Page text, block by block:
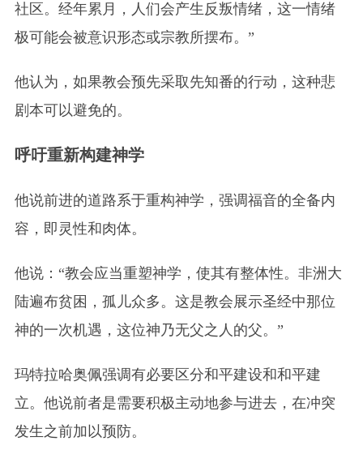
社区。经年累月，人们会产生反叛情绪，这一情绪
极可能会被意识形态或宗教所摆布。”
他认为，如果教会预先采取先知番的行动，这种悲
剧本可以避免的。
呼吁重新构建神学
他说前进的道路系于重构神学，强调福音的全备内
容，即灵性和肉体。
他说：“教会应当重塑神学，使其有整体性。非洲大
陆遍布贫困，孤儿众多。这是教会展示圣经中那位
神的一次机遇，这位神乃无父之人的父。”
玛特拉哈奥佩强调有必要区分和平建设和和平建
立。他说前者是需要积极主动地参与进去，在冲突
发生之前加以预防。